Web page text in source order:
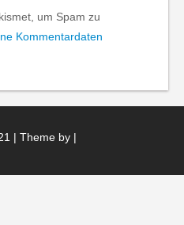
um Spam zu
Kommentardaten
| Theme by |